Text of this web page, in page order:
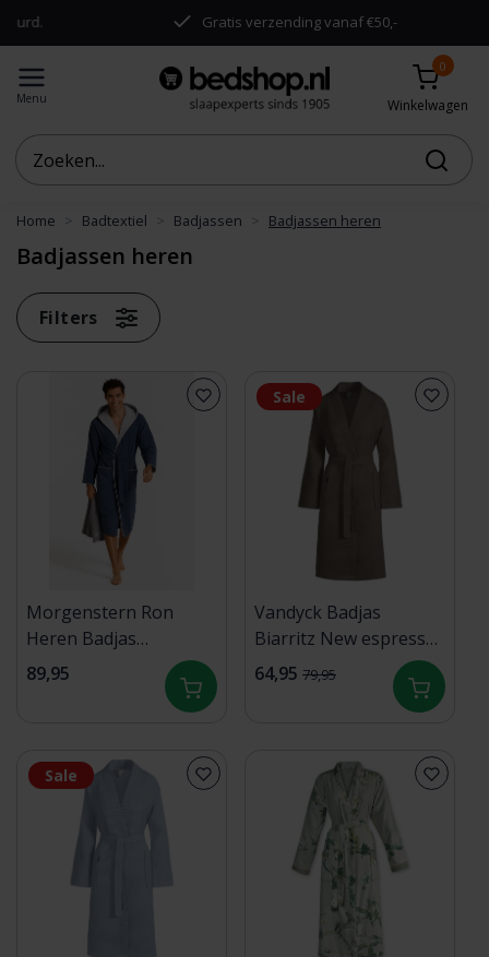
Gratis verzending vanaf €50,-
Menu
0
Winkelwagen
Home Badtextiel Badjassen Badjassen heren
Badjassen heren
Filters
Morgenstern Ron
Heren Badjas
marine/grau M
89,95
Sale
Vandyck Badjas
Biarritz New espresso
Medium
64,95 79,95
Sale